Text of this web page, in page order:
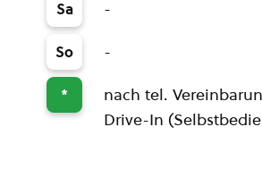
Sa -
So -
*
nach tel.
Drive-In